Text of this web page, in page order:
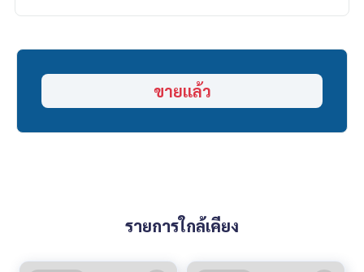
🍃 เพื่อนบ้านดี ไม่เคยมีปัญหารบกวน
🍃 บ้านทิศเหนือ ลมดีตลอดวัน
🍃 ใกล้ส่วนกลาง (ระยะเดิน)
ขายแล้ว
รายการใกล้เคียง